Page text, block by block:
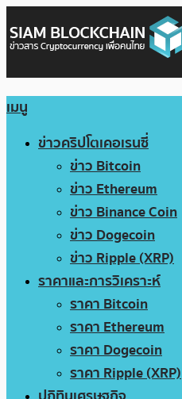
เมนู
ข่าวคริปโตเคอเรนซี่
ข่าว Bitcoin
ข่าว Ethereum
ข่าว Binance Coin
ข่าว Dogecoin
ข่าว Ripple (XRP)
ราคาและการวิเคราะห์
ราคา Bitcoin
ราคา Ethereum
ราคา Dogecoin
ราคา Ripple (XRP)